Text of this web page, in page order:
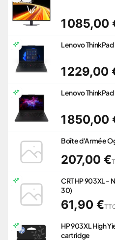
1 085,00
Lenovo ThinkPad
1 229,00
Lenovo ThinkPad
1 850,00
Boîte d'Armée
207,00 €
CRT HP 903XL -
30)
61,90 €
HP 903XL High
cartridge